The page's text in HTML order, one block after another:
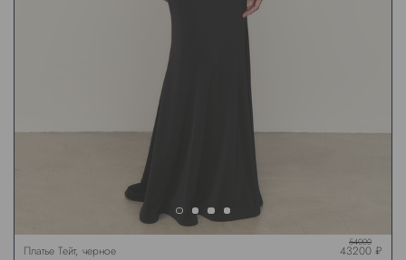
Платье Тейт, черное
54000
43200 ₽